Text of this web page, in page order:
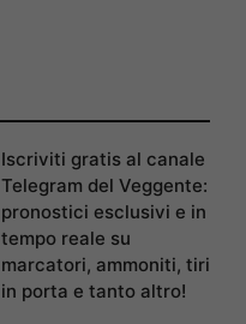
Iscriviti gratis al canale
Telegram del Veggente:
pronostici esclusivi e in
tempo reale su
marcatori, ammoniti, tiri
in porta e tanto altro!